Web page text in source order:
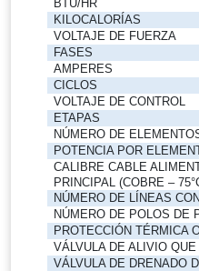
BTU/HR
KILOCALORÍAS
VOLTAJE DE FUERZA
FASES
AMPERES
CICLOS
VOLTAJE DE CONTROL
ETAPAS
NÚMERO DE
POTENCIA POR
CALIBRE CABLE
PRINCIPAL (COBRE –
NÚMERO DE LÍNEAS
NÚMERO DE POLOS DE
PROTECCIÓN TÉRMICA
VÁLVULA DE ALIVIO
VÁLVULA DE DRENADO